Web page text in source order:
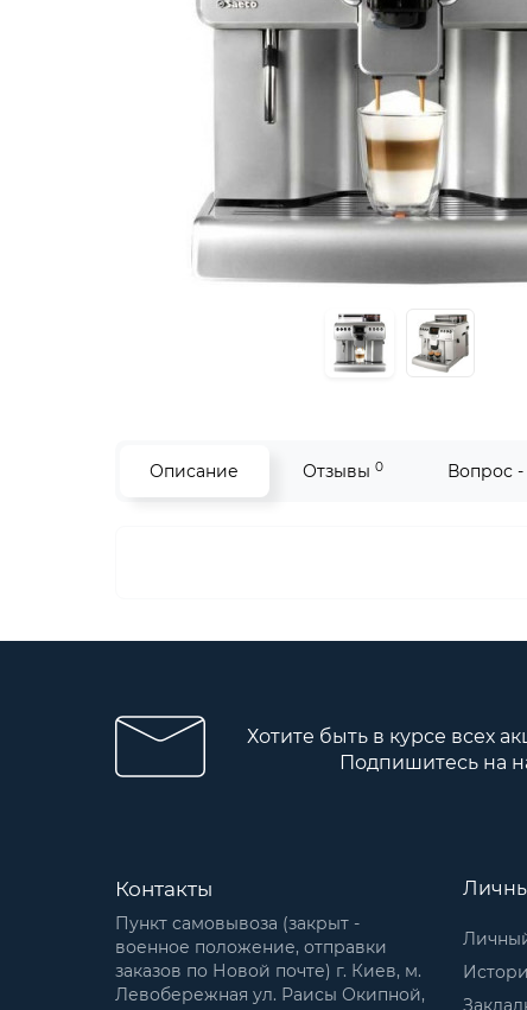
Описание Отзывы 0 Вопрос -
Хотите быть в курсе всех
Подпишитесь на
Контакты
Пункт самовывоза (закрыт -
военное положение, отправки
заказов по Новой почте) г. Киев, м.
Левобережная ул. Раисы Окипной,